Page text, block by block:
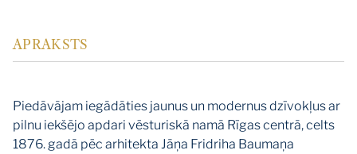
APRAKSTS
Piedāvājam iegādāties jaunus un modernus dzīvokļus ar
pilnu iekšējo apdari vēsturiskā namā Rīgas centrā, celts
1876. gadā pēc arhitekta Jāņa Fridriha Baumaņa